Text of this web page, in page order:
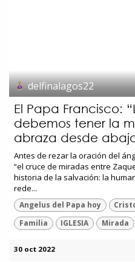
delfinalagos22
El Papa Francisco:
debemos tener la
abraza desde
Antes de rezar la oración del
“el cruce de miradas entre
historia de la salvación: la
rede...
Angelus del Papa hoy
Familia
IGLESIA Mirada
30 oct 2022